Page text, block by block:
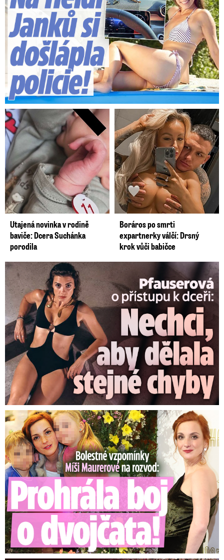
Utajená novinka v rodině
baviče: Dcera Suchánka
porodila
Boráros po smrti
expartnerky válčí: Drsný
krok vůči babičce
Pfauserová o dceři: Nechci, aby dělala stejné chyby jako já
Bolestné vzpomínky Míši Maurerové: Prohrála boj o dvojčata!